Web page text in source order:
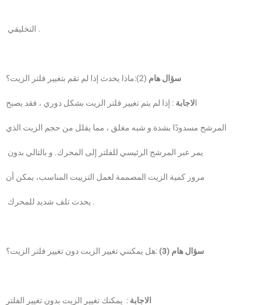
التخليقي .
سؤال هام (2):ماذا يحدث إذا لم تقم بتغيير فلتر الزيت؟
الاجابة : إذا لم يتم تغيير فلتر الزيت بشكل دوري ، فقد يصبح
المرشح مسدودًا بشدة و شبه مغلق ، مما يقلل من حجم الزيت الذي
يمر عبر المرشح الرئيسي للفلتر إلى المحرك. و بالتالي بدون
مرور كمية الزيت المصممة لعمل التزييت المناسب، يمكن أن
يحدث تلف شديد للمحرك .
سؤال هام (3) :هل يمكنني تغيير الزيت دون تغيير فلتر الزيت؟
الاجابة : يمكنك تغيير الزيت بدون تغيير الفلتر